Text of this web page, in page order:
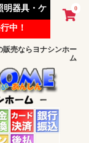
0
明器具・ケ
。
中！
販売ならヨナシンホー
ム